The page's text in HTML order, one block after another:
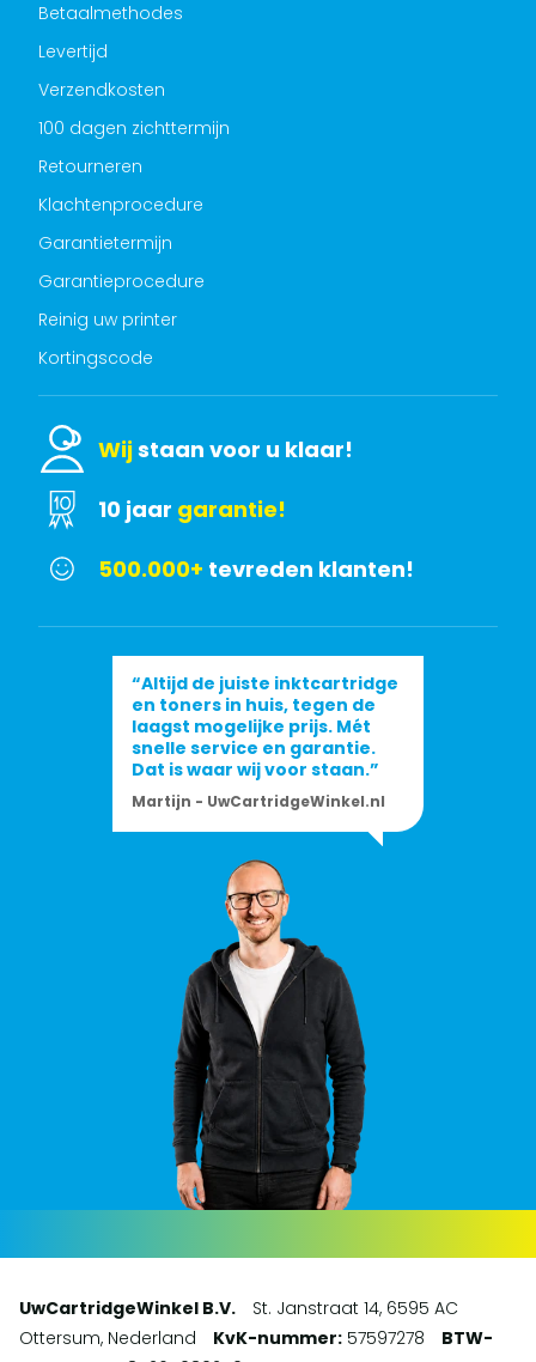
Betaalmethodes
Levertijd
Verzendkosten
100 dagen zichttermijn
Retourneren
Klachtenprocedure
Garantietermijn
Garantieprocedure
Reinig uw printer
Kortingscode
Wijstaan voor u klaar!
10 jaar garantie!
500.000+ tevreden klanten!
“Altijd de juiste inktcartridge
en toners in huis, tegen de
laagst mogelijke prijs. Mét
snelle service en garantie.
Dat is waar wij voor staan.”
Martijn - UwCartridgeWinkel.nl
UwCartridgeWinkel B.V.
St. Janstraat 14, 6595 AC
Ottersum, Nederland
KvK-nummer: 57597278
BTW-